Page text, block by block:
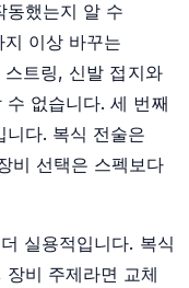
동했는지 알 수
이상 바꾸는
트링, 신발 접지와
없습니다. 세 번째
다. 복식 전술은
비 선택은 스펙보다
실용적입니다. 복식
비 주제라면 교체